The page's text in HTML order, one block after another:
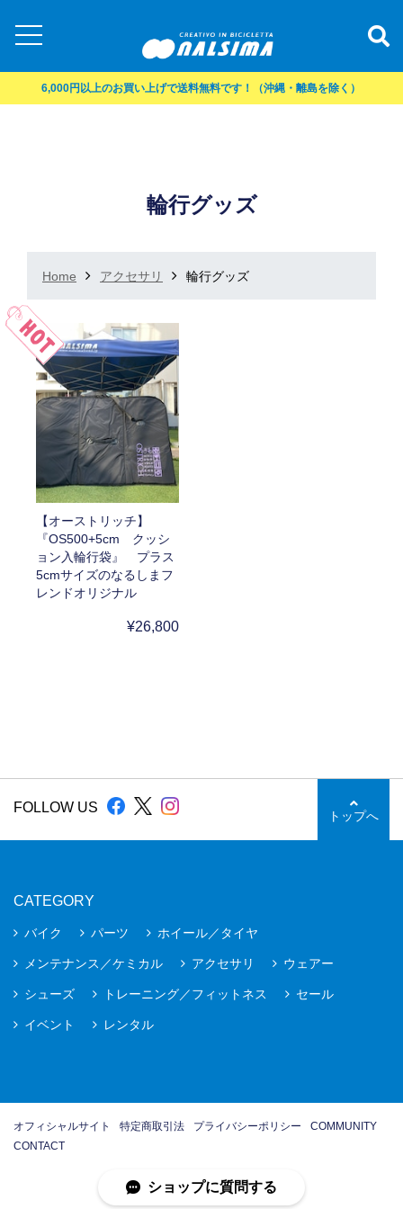
6,000円以上のお買い上げで送料無料です！（沖縄・離島を除く）
輪行グッズ
Home アクセサリ 輪行グッズ
【オーストリッチ】
『OS500+5cm クッシ
ョン入輪行袋』 プラス
5cmサイズのなるしまフ
レンドオリジナル
¥26,800
FOLLOW US
トップへ
CATEGORY
バイク パーツ ホイール／タイヤ
メンテナンス／ケミカル アクセサリ ウェアー
シューズ トレーニング／フィットネス セール
イベント レンタル
オフィシャルサイト 特定商取引法 プライバシーポリシー
COMMUNITY
CONTACT
ショップに質問する